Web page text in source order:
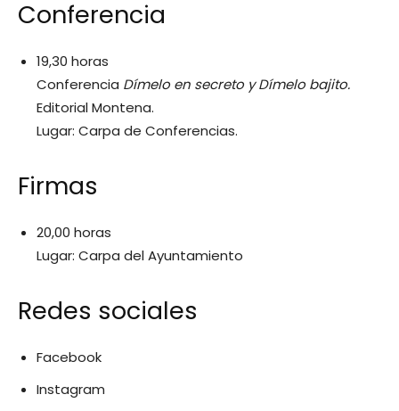
Conferencia
19,30 horas
Conferencia Dímelo en secreto y Dímelo bajito.
Editorial Montena.
Lugar: Carpa de Conferencias.
Firmas
20,00 horas
Lugar: Carpa del Ayuntamiento
Redes sociales
Facebook
Instagram